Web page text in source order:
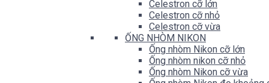
Celestron cỡ lớn
Celestron cỡ nhỏ
Celestron cỡ vừa
ỐNG NHÒM NIKON
Ống nhòm Nikon cỡ lớn
Ống nhòm nikon cỡ nhỏ
Ống nhòm Nikon cỡ vừa